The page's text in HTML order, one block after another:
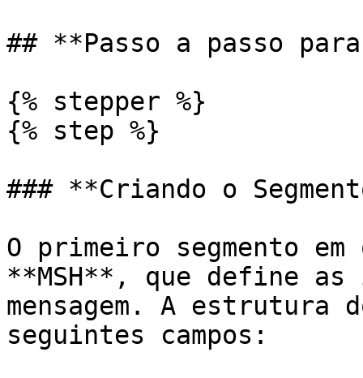
## **Passo a passo
{% stepper %}
{% step %}
### **Criando o
O primeiro segmento em
**MSH**, que define as
mensagem. A estrutura
seguintes campos: